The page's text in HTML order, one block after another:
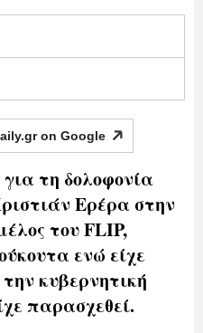
on Google
τη δολοφονία
Ερέρα στην
του FLIP,
ενώ είχε
κυβερνητική
παρασχεθεί.